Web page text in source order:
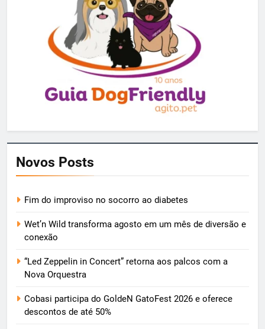
Novos Posts
Fim do improviso no socorro ao diabetes
Wet’n Wild transforma agosto em um mês de diversão e
conexão
“Led Zeppelin in Concert” retorna aos palcos com a
Nova Orquestra
Cobasi participa do GoldeN GatoFest 2026 e oferece
descontos de até 50%